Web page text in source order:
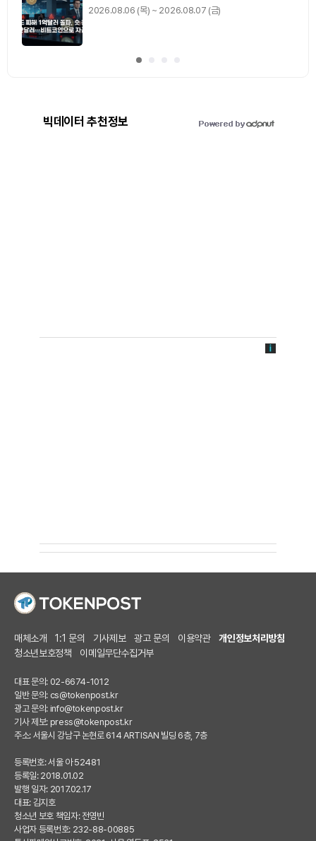
2026.08.06 (목) ~ 2026.08.07 (금)
빅데이터 추천정보
매체소개 1:1 문의 기사제보 광고 문의 이용약관
개인정보처리방침
청소년보호정책
이메일무단수집거부
대표 문의: 02-6674-1012
일반 문의: cs@tokenpost.kr
광고 문의: info@tokenpost.kr
기사 제보: press@tokenpost.kr
주소: 서울시 강남구 논현로 614 ARTISAN 빌딩 6층, 7층
등록번호: 서울 아 52481
등록일: 2018.01.02
발행 일자: 2017.02.17
대표: 김지호
청소년 보호 책임자: 전영빈
사업자 등록번호: 232-88-00885